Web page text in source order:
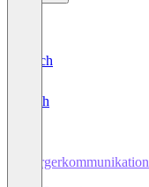
Deutsch
English
Bürgerkommunikation